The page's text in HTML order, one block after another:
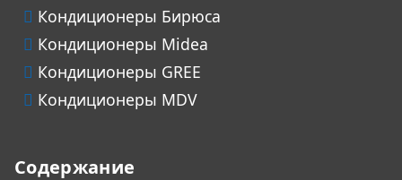
Кондиционеры Бирюса
Кондиционеры Midea
Кондиционеры GREE
Кондиционеры MDV
Содержание